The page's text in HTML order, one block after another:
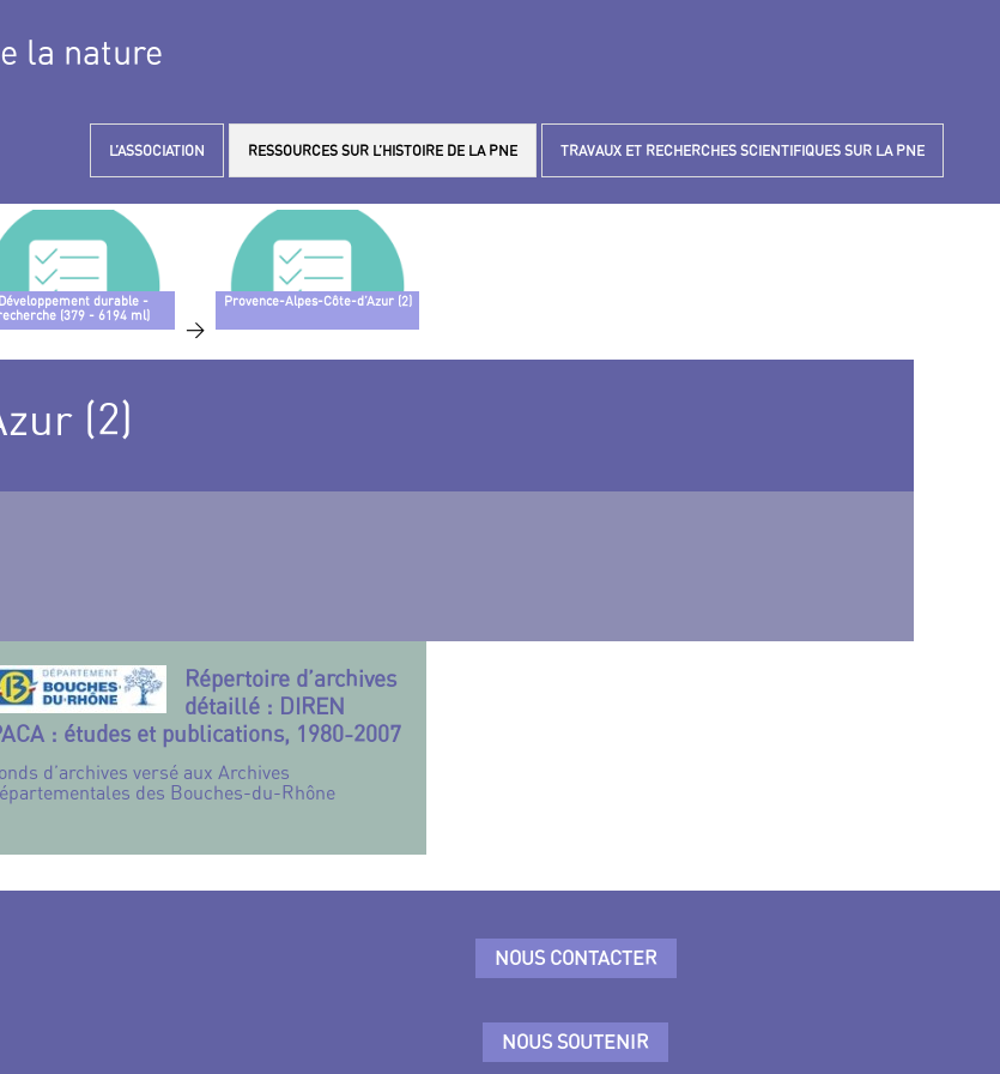
la nature
L’ASSOCIATION RESSOURCES SUR L’HISTOIRE DE LA PNE TRAVAUX ET RECHERCHES SCIENTIFIQUES SUR LA PNE
Développement durable -
(379 - 6194 ml)
>
Provence-Alpes-Côte-d’Azur (2)
(2)
Répertoire d’archives
détaillé : DIREN
: études et publications, 1980-2007
d’archives versé aux Archives
des Bouches-du-Rhône
NOUS CONTACTER
NOUS SOUTENIR